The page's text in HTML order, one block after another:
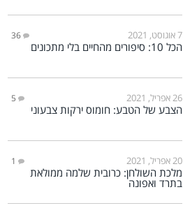
7 אוגוסט, 2021 36
הכל 10: סיפורים מהחיים בלי מתכונים
26 אפריל, 2021 5
הצבע של הטבע: חומוס ירקות צבעוני
20 אפריל, 2021 1
מלכת השולחן: כרובית שלמה ממולאת
בתרד ואפונה